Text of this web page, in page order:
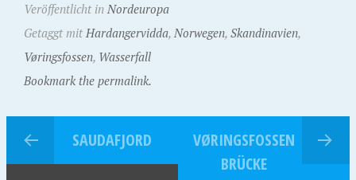
Veröffentlicht in Nordeuropa
Getaggt mit Hardangervidda, Norwegen, Skandinavien,
Vøringsfossen, Wasserfall
Bookmark the permalink.
SAUDAFJORD
VØRINGSFOSSEN
BRÜCKE